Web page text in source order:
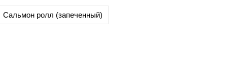
Сальмон ролл (запеченный)